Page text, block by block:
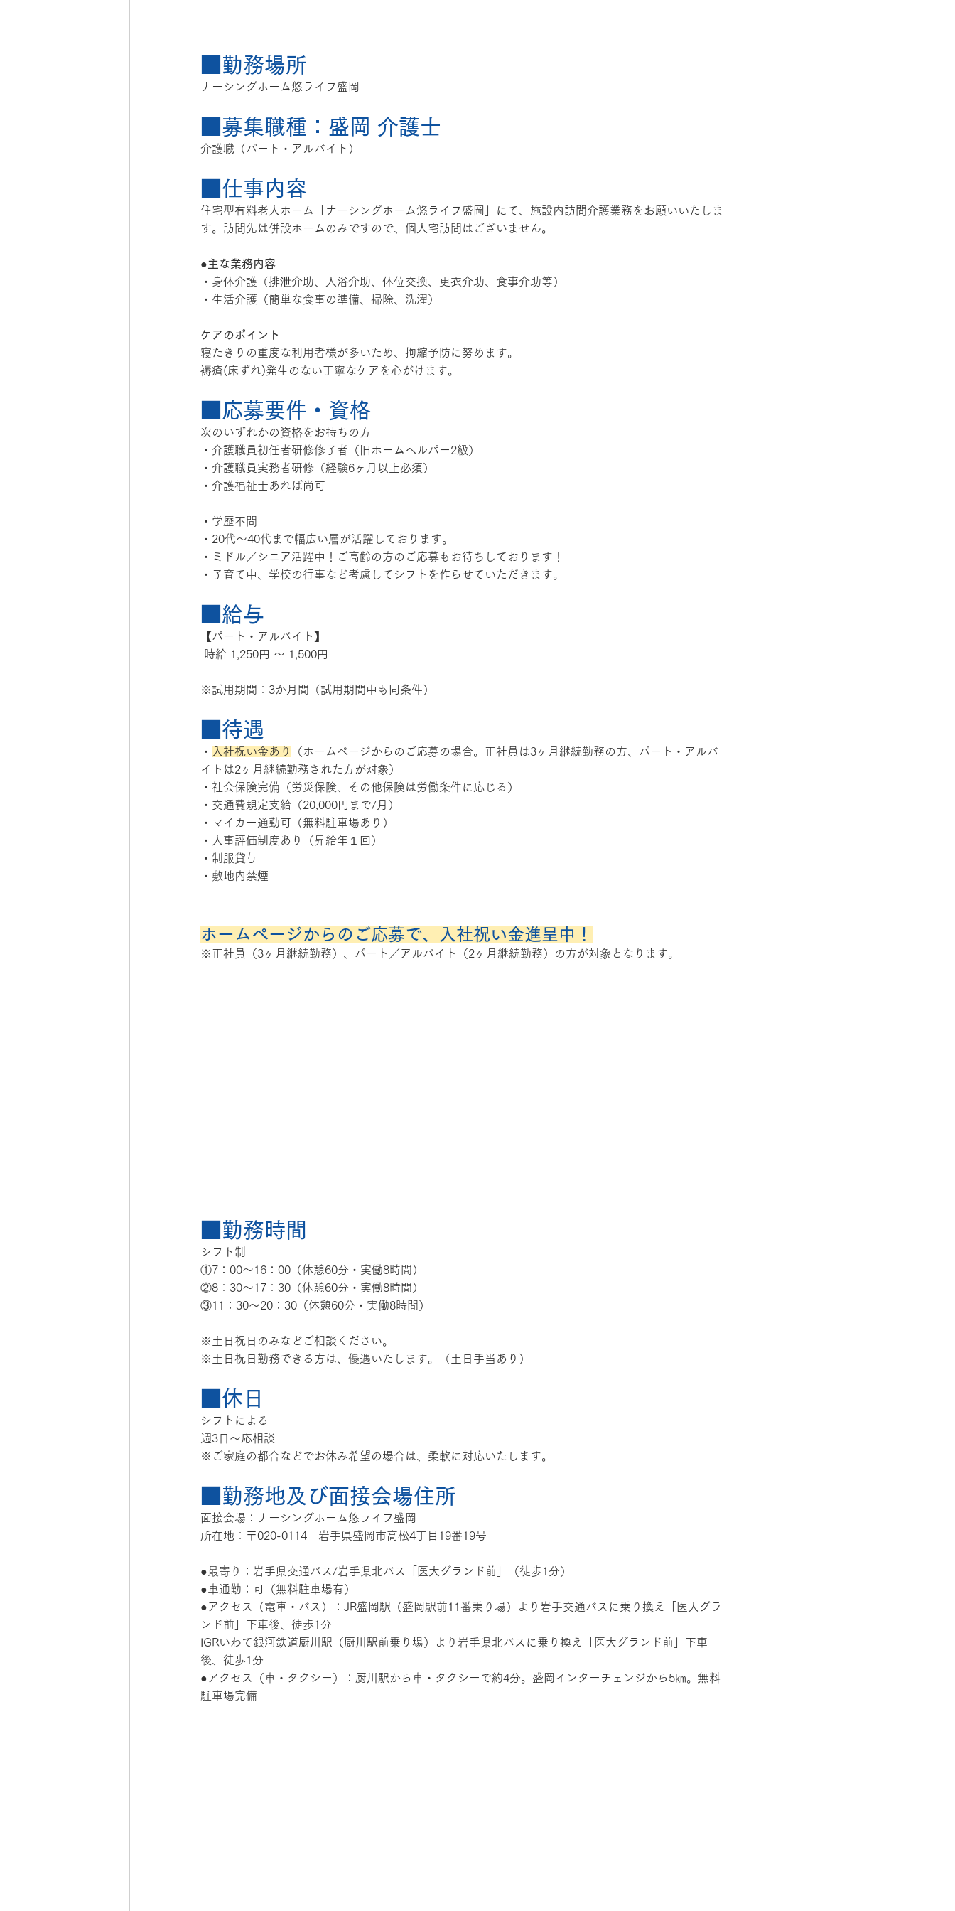
■勤務場所
ナーシングホーム悠ライフ盛岡
■募集職種：盛岡 介護士
介護職（パート・アルバイト）
■仕事内容
住宅型有料老人ホーム
「ナーシングホーム悠ライフ盛岡」にて、施設内訪問介護業務をお願いいたしま
す。訪問先は併設ホームのみですので、個人宅訪問はございません。
●主な業務内容
・身体介護（排泄介助、入浴介助、体位交換、更衣介助、食事介助等）
・生活介護（簡単な食事の準備、掃除、洗濯）
ケアのポイント
寝たきりの重度な利用者様が多いため、拘縮予防に努めます。
褥瘡(床ずれ)発生のない丁寧なケアを心がけます。
■応募要件・資格
次のいずれかの資格をお持ちの方
・介護職員初任者研修修了者（旧ホームヘルパー2級）
・介護職員実務者研修（経験6ヶ月以上必須）
・介護福祉士あれば尚可
・学歴不問
・20代〜40代まで幅広い層が活躍しております。
・ミドル／シニア活躍中！ご高齢の方のご応募もお待ちしております！
・子育て中、学校の行事など考慮してシフトを作らせていただきます。
■給与
【パート・アルバイト】
時給 1,250円 〜 1,500円
※試用期間：3か月間（試用期間中も同条件）
■待遇
・ 入社祝い金あり
（ホームページからのご応募の場合。正社員は3ヶ月継続勤務の方、パート・アルバ
イトは2ヶ月継続勤務された方が対象）
・社会保険完備（労災保険、その他保険は労働条件に応じる）
・交通費規定支給（20,000円まで/月）
・マイカー通勤可（無料駐車場あり）
・人事評価制度あり（昇給年１回）
・制服貸与
・敷地内禁煙
ホームページからのご応募で、入社祝い金進呈中！
※正社員（3ヶ月継続勤務）、パート／アルバイト（2ヶ月継続勤務）の方が対象となります。
■勤務時間
シフト制
①7：00〜16：00（休憩60分・実働8時間）
②8：30〜17：30（休憩60分・実働8時間）
③11：30～20：30（休憩60分・実働8時間）
※土日祝日のみなどご相談ください。
※土日祝日勤務できる方は、優遇いたします。（土日手当あり）
■休日
シフトによる
週3日～応相談
※ご家庭の都合などでお休み希望の場合は、柔軟に対応いたします。
■勤務地及び面接会場住所
面接会場：ナーシングホーム悠ライフ盛岡
所在地：〒020-0114　岩手県盛岡市高松4丁目19番19号
●最寄り：岩手県交通バス/岩手県北バス「医大グランド前」（徒歩1分）
●車通勤：可（無料駐車場有）
●アクセス（電車・バス）：JR盛岡駅（盛岡駅前11番乗り場）より岩手交通バスに乗り換え「医大グラ
ンド前」下車後、徒歩1分
IGRいわて銀河鉄道厨川駅（厨川駅前乗り場）より岩手県北バスに乗り換え「医大グランド前」下車
後、徒歩1分
●アクセス（車・タクシー）：厨川駅から車・タクシーで約4分。盛岡インターチェンジから5㎞。無料
駐車場完備